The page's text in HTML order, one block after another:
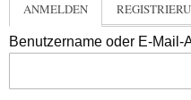
ANMELDEN
Benutzername oder E-Mail-